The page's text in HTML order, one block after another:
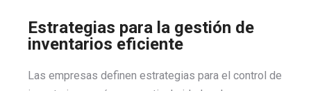
Estrategias para la gestión de
inventarios eficiente
Las empresas definen estrategias para el control de